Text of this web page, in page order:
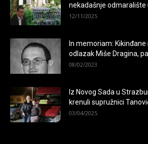
nekadašnje odmaralište
12/11/2025
In memoriam:
odlazak Miše Dragina,
08/02/2023
Iz Novog Sada u
krenuli supružnici
03/04/2025